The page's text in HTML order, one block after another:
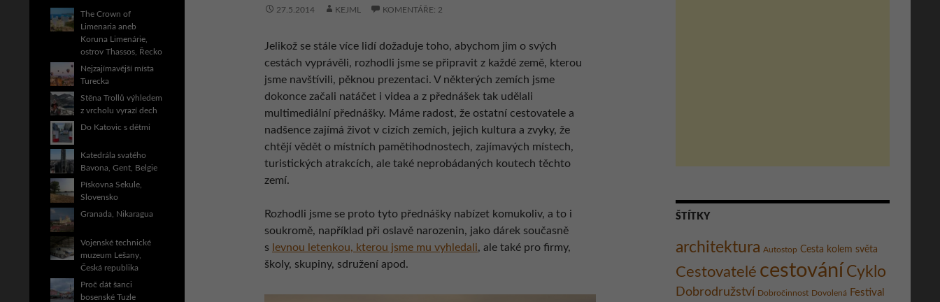
27.5.2014 KEJML KOMENTÁŘE: 2
Jelikož se stále více lidí dožaduje toho, abychom jim o svých
cestách vyprávěli, rozhodli jsme se připravit z každé země, kterou
jsme navštívili, pěknou prezentaci. V některých zemích jsme
dokonce začali natáčet i videa a z přednášek tak udělali
multimediální přednášky. Máme radost, že ostatní cestovatele a
nadšence zajímá život v cizích zemích, jejich kultura a zvyky, že
chtějí vědět o místních pamětihodnostech, zajímavých místech,
turistických atrakcích, ale také neprobádaných koutech těchto
zemí.
Rozhodli jsme se proto tyto přednášky nabízet komukoliv, a to i
soukromě, například při oslavě narozenin, jako dárek současně
s levnou letenkou, kterou jsme mu vyhledali, ale také pro firmy,
školy, skupiny, sdružení apod.
ŠTÍTKY
architektura Autostop Cesta kolem světa
Cestovatelé cestování Cyklo
Dobrodružství Dobročinnost Dovolená Festival
The Crown of
Limenaria aneb
Koruna Limenárie,
ostrov Thassos, Řecko
Nejzajímavější místa
Turecka
Stěna Trollů výhledem
z vrcholu vyrazí dech
Do Katovic s dětmi
Katedrála svatého
Bavona, Gent, Belgie
Pískovna Sekule,
Slovensko
Granada, Nikaragua
Vojenské technické
muzeum Lešany,
Česká republika
Proč dát šanci
bosenské Tuzle